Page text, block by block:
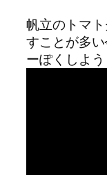
帆立のトマ
すことが多
ーぽくしよう